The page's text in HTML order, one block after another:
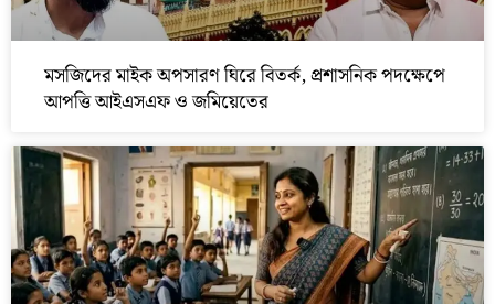
মসজিদের মাইক অপসারণ ঘিরে বিতর্ক, প্রশাসনিক পদক্ষেপে
আপত্তি আইএসএফ ও জমিয়েতের